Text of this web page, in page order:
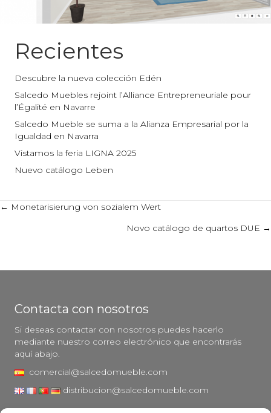
Recientes
Descubre la nueva colección Edén
Salcedo Muebles rejoint l’Alliance Entrepreneuriale pour
l’Égalité en Navarre
Salcedo Mueble se suma a la Alianza Empresarial por la
Igualdad en Navarra
Vistamos la feria LIGNA 2025
Nuevo catálogo Leben
Posts
← Monetarisierung von sozialem Wert
Novo catálogo de quartos DUE →
Contacta con nosotros
Si deseas contactar con nosotros puedes hacerlo
mediante nuestro correo electrónico que encontrarás
aquí abajo.
comercial@salcedomueble.com
distribucion@salcedomueble.com